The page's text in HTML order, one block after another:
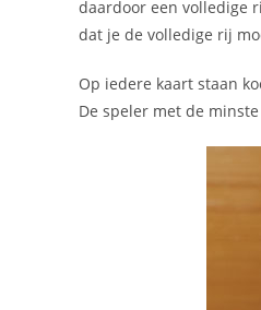
daardoor een volledige
dat je de volledige rij
Op iedere kaart staan
De speler met de